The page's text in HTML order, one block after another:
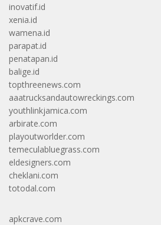
inovatif.id
xenia.id
wamena.id
parapat.id
penatapan.id
balige.id
topthreenews.com
aaatrucksandautowreckings.com
youthlinkjamica.com
arbirate.com
playoutworlder.com
temeculabluegrass.com
eldesigners.com
cheklani.com
totodal.com
apkcrave.com